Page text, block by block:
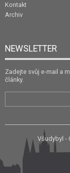
Kontakt
Archiv
NEWSLETTER
Zadejte svůj e-mail a
články.
Všudybyl -